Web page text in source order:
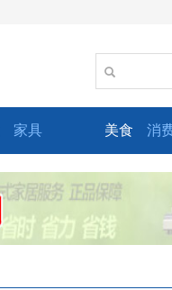
家具 美食 消